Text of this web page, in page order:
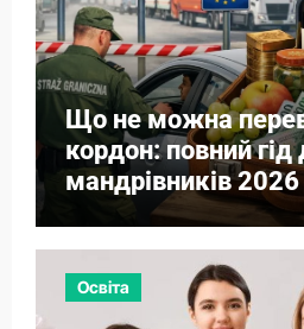
Що не можна
кордон: повний гід
мандрівників 2026
Освіта